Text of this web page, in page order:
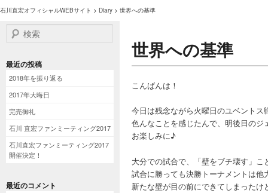
石川直宏オフィシャルWEBサイト > Diary > 世界への基準
検索
最近の投稿
2018年を振り返る
2017年大晦日
完売御礼
石川 直宏ファンミーティング2017
石川直宏ファンミーティング2017
開催決定！
最近のコメント
世界への基準
こんばんは！
今日は残念ながら火曜日のユベント
色んなことを感じたんで、明後日の
お楽しみに♪
大分での試合で、「壁をブチ壊す」
試合に勝っても決勝トーナメントは他
新たな壁が目の前にできてしまった